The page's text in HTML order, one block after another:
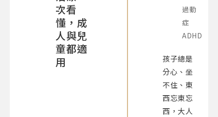
次看
懂，成
人與兒
童都適
用
過動
症
ADHD
孩子總是
分心、坐
不住、東
西忘東忘
西，大人